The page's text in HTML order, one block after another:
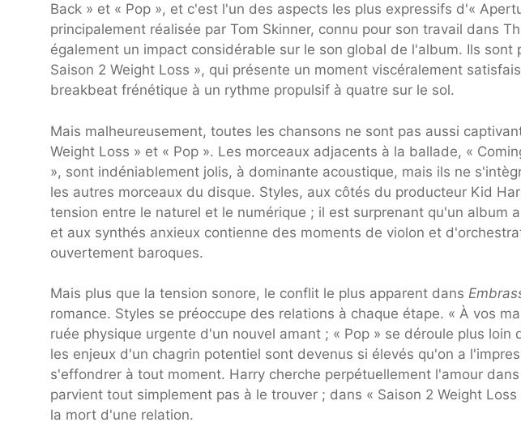
Back » et « Pop », et c'est l'un des aspects les plus expressifs d'«
principalement réalisée par Tom Skinner, connu pour son travail dans
également un impact considérable sur le son global de l'album. Ils sont
Saison 2 Weight Loss », qui présente un moment viscéralement
breakbeat frénétique à un rythme propulsif à quatre sur le sol.
Mais malheureusement, toutes les chansons ne sont pas aussi
Weight Loss » et « Pop ». Les morceaux adjacents à la ballade, «
», sont indéniablement jolis, à dominante acoustique, mais ils ne
les autres morceaux du disque. Styles, aux côtés du producteur Kid
tension entre le naturel et le numérique ; il est surprenant qu'un album
et aux synthés anxieux contienne des moments de violon et
ouvertement baroques.
Mais plus que la tension sonore, le conflit le plus apparent dans
romance. Styles se préoccupe des relations à chaque étape. « À vos
ruée physique urgente d'un nouvel amant ; « Pop » se déroule plus loin
les enjeux d'un chagrin potentiel sont devenus si élevés qu'on a
s'effondrer à tout moment. Harry cherche perpétuellement l'amour
parvient tout simplement pas à le trouver ; dans « Saison 2 Weight
la mort d'une relation.